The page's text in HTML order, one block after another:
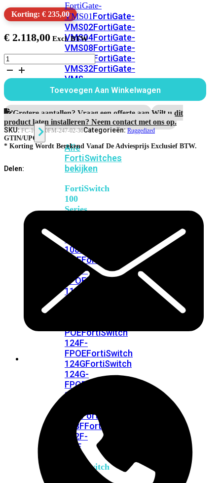
FortiGate-
VMS01FortiGate-
VMS02FortiGate-
VMS04FortiGate-
VMS08FortiGate-
FortiGate-
VMS32FortiGate-
VMS
Unlimited
Switch
Alle
FortiSwitches
bekijken
FortiSwitch
100
Series
108F-
POEFortiSwitch
108F-
FPOEFortiSwitch
110G-
POEFortiSwitch
124F-
FPOEFortiSwitch
124GFortiSwitch
124G-
FPOE
148F
FortiSwitchRugged
108FFortiSwitchRugged
112F-
POE
FortiSwitch
Korting: € 235,00
€ 2.118,00
FortiGateRugged-
70F-
3G4G
3
Jaar
FortiCare
Premium
Support
aantal
Toevoegen Aan Winkelwagen
Grotere aantallen? Vraag een offerte aan.Wilt u dit
product laten installeren? Neem contact met ons op.
SKU:FC-10-F70FM-247-02-36Categorieën:Ruggedized
GTIN/UPC:
* Korting Wordt Berekend Vanaf De Adviesprijs Exclusief BTW.
Delen: